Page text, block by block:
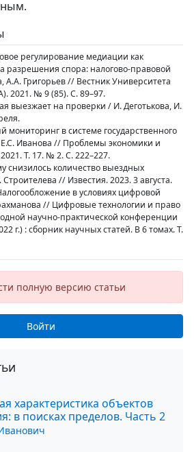
регулирование медиации как
разрешения спора: налогово-правовой
А.А. Григорьев // Вестник Университета
2021. № 9 (85). С. 89–97.
выезжает на проверки / И. Деготькова, И.
мониторинг в системе государственного
Иванова // Проблемы экономики и
Т. 17. № 2. С. 222–227.
снизилось количество выездных
// Известия. 2023. 3 августа.
в условиях цифровой
// Цифровые технологии и право
научно-практической конференции
г.) : сборник научных статей. В 6 томах. Т.
полную версию статьи
Войти
характеристика объектов
в поисках пределов. Часть 2